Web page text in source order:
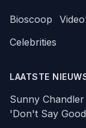
Bioscoop
Celebrities
LAATSTE
Sunny
'Don't Say